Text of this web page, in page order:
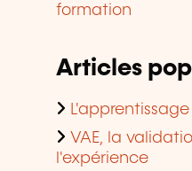
formation
Articles
VAE, la
l'expérience